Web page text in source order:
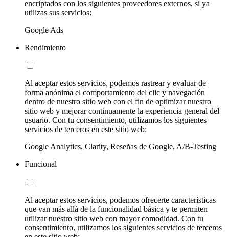
encriptados con los siguientes proveedores externos, si ya
utilizas sus servicios:
Google Ads
Rendimiento
Al aceptar estos servicios, podemos rastrear y evaluar de
forma anónima el comportamiento del clic y navegación
dentro de nuestro sitio web con el fin de optimizar nuestro
sitio web y mejorar continuamente la experiencia general del
usuario. Con tu consentimiento, utilizamos los siguientes
servicios de terceros en este sitio web:
Google Analytics, Clarity, Reseñas de Google, A/B-Testing
Funcional
Al aceptar estos servicios, podemos ofrecerte características
que van más allá de la funcionalidad básica y te permiten
utilizar nuestro sitio web con mayor comodidad. Con tu
consentimiento, utilizamos los siguientes servicios de terceros